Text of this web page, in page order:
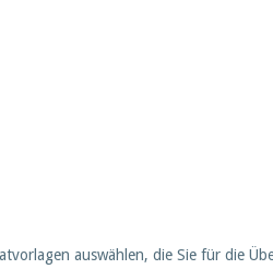
auswählen, die Sie für die